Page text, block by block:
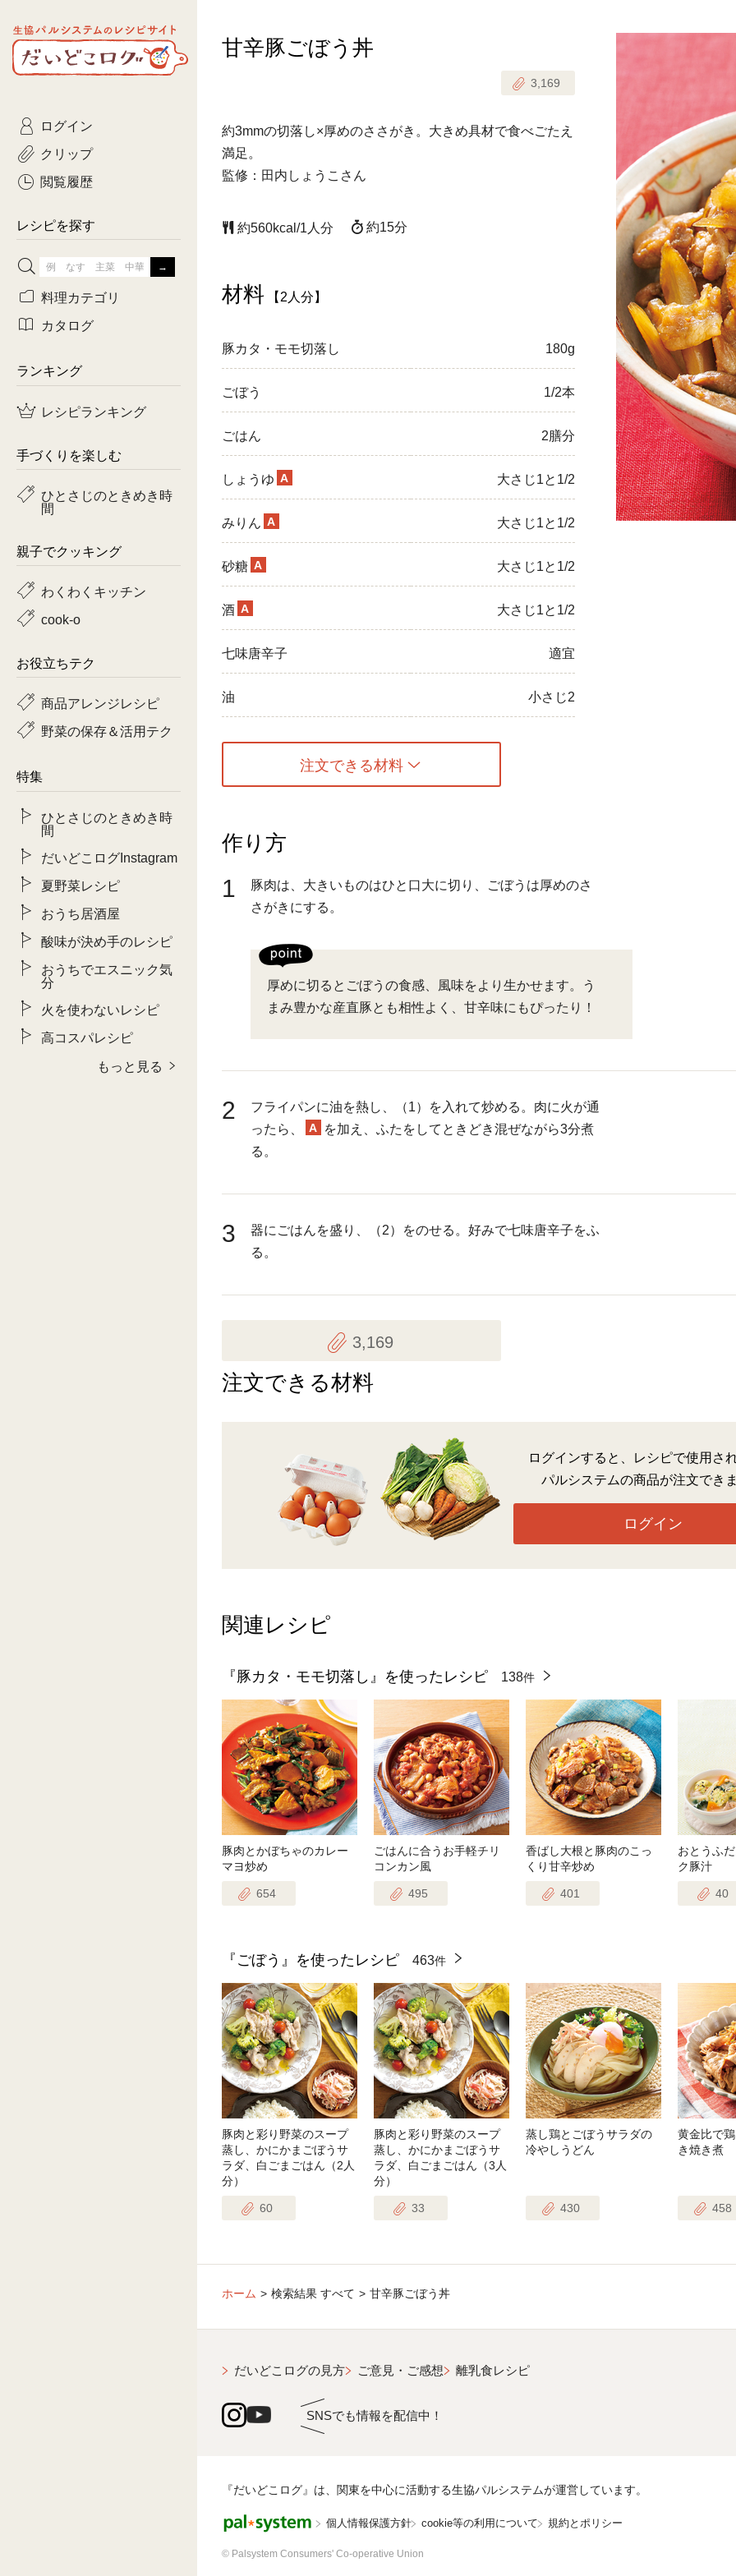
生協パルシステムのレシピ
サイト
だいどこログ
甘辛豚ごぼう丼
3,169
約3mmの切落し×厚めのささがき。大きめ具材で食べごたえ
満足。
監修：田内しょうこさん
約560kcal/1人分 約15分
材料 【2人分】
豚カタ・モモ切落し 180g
ごぼう 1/2本
ごはん 2膳分
しょうゆ A 大さじ1と1/2
みりん A 大さじ1と1/2
砂糖 A 大さじ1と1/2
酒 A 大さじ1と1/2
七味唐辛子 適宜
油 小さじ2
注文できる材料
作り方
1
豚肉は、大きいものはひと口大に切り、ごぼうは厚めのさ
さがきにする。
厚めに切るとごぼうの食感、風味をより生かせます。う
まみ豊かな産直豚とも相性よく、甘辛味にもぴったり！
2
フライパンに油を熱し、（1）を入れて炒める。肉に火が通
ったら、
A
を加え、ふたをしてときどき混ぜながら3分煮
る。
3
器にごはんを盛り、（2）をのせる。好みで七味唐辛子をふ
る。
3,169
注文できる材料
ログインすると、レシピで使用さ
パルシステムの商品が注文でき
ログイン
関連レシピ
『豚カタ・モモ切落し』を使ったレシピ 138件
豚肉とかぼちゃのカレー
マヨ炒め
654
ごはんに合うお手軽チリ
コンカン風
495
香ばし大根と豚肉のこっ
くり甘辛炒め
401
おとうふ
ク豚汁
40
『ごぼう』を使ったレシピ 463件
豚肉と彩り野菜のスープ
蒸し、かにかまごぼうサ
ラダ、白ごまごはん（2人
分）
60
豚肉と彩り野菜のスープ
蒸し、かにかまごぼうサ
ラダ、白ごまごはん（3人
分）
33
蒸し鶏とごぼうサラダの
冷やしうどん
430
黄金比で
き焼き煮
458
ホーム 検索結果 すべて 甘辛豚ごぼう丼
だいどこログの見方 ご意見・ご感想 離乳食レシピ
SNSでも情報を配信中！
『だいどこログ』は、関東を中心に活動する生協パルシステムが運営しています。
個人情報保護方針 cookie等の利用について 規約とポリシー
© Palsystem Consumers' Co-operative Union
ログイン
クリップ
閲覧履歴
レシピを探す
ひとさじのときめき時間
おきらくだ 1歳半からの幼児食
3日分ごはんセット（2人分）
牛肉
ピーマン
料理カテゴリ
主菜
常備菜・作りおき お弁当
おつまみ
カタログ
コトコト
yumyumいっしょごはん
ぷれーんぺいじ
乾物屋さん
ランキング
レシピランキング
手づくりを楽しむ
ひとさじのときめき時
間
親子でクッキング
わくわくキッチン
cook-o
お役立ちテク
商品アレンジレシピ
野菜の保存＆活用テク
特集
ひとさじのときめき時
間
だいどこログInstagram
夏野菜レシピ
おうち居酒屋
酸味が決め手のレシピ
おうちでエスニック気
分
火を使わないレシピ
高コスパレシピ
もっと見る